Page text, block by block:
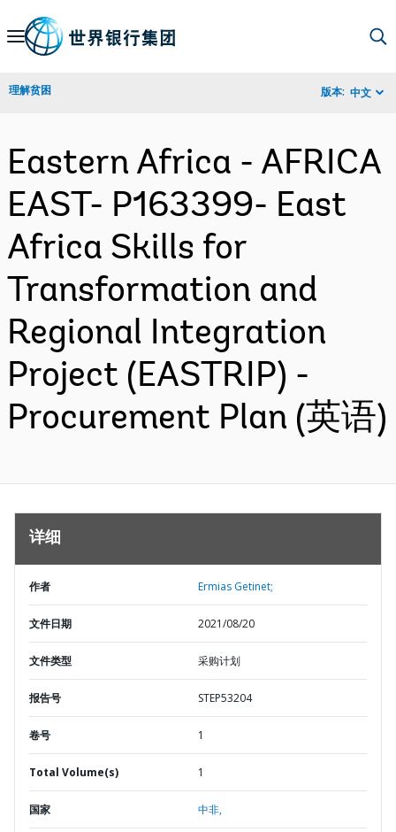
Skip
Navigation
理解贫困 版本: 中文
Eastern Africa - AFRICA
EAST- P163399- East
Africa Skills for
Transformation and
Regional Integration
Project (EASTRIP) -
Procurement Plan (英语)
详细
作者 Ermias Getinet;
文件日期 2021/08/20
文件类型 采购计划
报告号 STEP53204
卷号 1
Total Volume(s) 1
国家 中非,